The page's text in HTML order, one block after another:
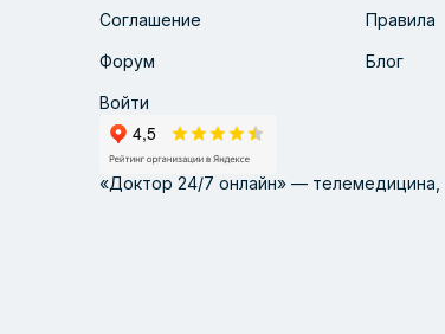
Соглашение Правила
Форум Блог
Войти
«Доктор 24/7 онлайн» — телемедицина,